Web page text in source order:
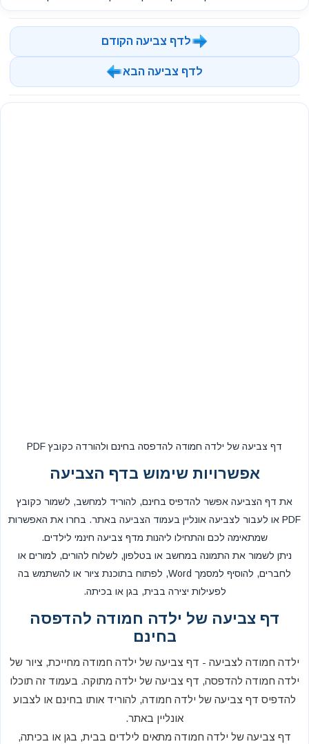
לדף צביעה הקודם
לדף צביעה הבא
דף צביעה של ילדה חמודה להדפסה בחינם ולהורדה כקובץ PDF
אפשרויות שימוש בדף הצביעה
את דף הצביעה אפשר להדפיס בחינם, להוריד למחשב, לשמור כקובץ
PDF או לעבור לצביעה אונליין בעמוד הצביעה באתר. בחרו את האפשרות
שמתאימה לכם והתחילו ליהנות מדף צביעה חינמי לילדים.
ניתן לשמור את התמונה במחשב או בטלפון, לשלוח להורים, למורים או
לחברים, להוסיף למסמך Word, לפתוח בתוכנת ציור או להשתמש בה
לפעילות יצירה בבית, בגן או בכיתה.
דף צביעה של ילדה חמודה להדפסה
בחינם
ילדה חמודה לצביעה - דף צביעה של ילדה חמודה מחייכת, ציור של
ילדה חמודה להדפסה, דף צביעה של ילדה מתוקה. בעמוד זה תוכלו
להדפיס דף צביעה של ילדה חמודה, להוריד אותו בחינם או לצבוע
אונליין באתר.
דף צביעה של ילדה חמודה מתאים לילדים בבית, בגן או בכיתה,